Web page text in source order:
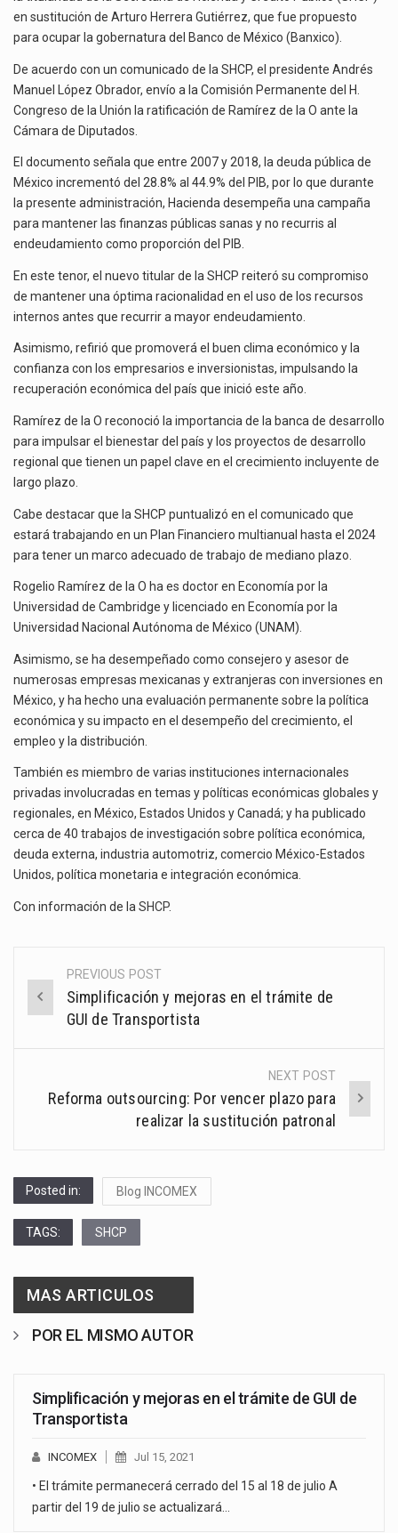
El derecho a la previsibilidad de los horarios de trabajo en turnos rotativos podría ser…
La industria manufacturera de exportación afiliada a Index en Nuevo León ha alcanzado hasta 10%…
TITULARIDAD
DE
SHCP
en sustitución de Arturo Herrera Gutiérrez, que fue propuesto
para ocupar la gobernatura del Banco de México (Banxico).
De acuerdo con un comunicado de la SHCP, el presidente Andrés
Manuel López Obrador, envío a la Comisión Permanente del H.
Congreso de la Unión la ratificación de Ramírez de la O ante la
Cámara de Diputados.
El documento señala que entre 2007 y 2018, la deuda pública de
México incrementó del 28.8% al 44.9% del PIB, por lo que durante
la presente administración, Hacienda desempeña una campaña
para mantener las finanzas públicas sanas y no recurris al
endeudamiento como proporción del PIB.
En este tenor, el nuevo titular de la SHCP reiteró su compromiso
de mantener una óptima racionalidad en el uso de los recursos
internos antes que recurrir a mayor endeudamiento.
Asimismo, refirió que promoverá el buen clima económico y la
confianza con los empresarios e inversionistas, impulsando la
recuperación económica del país que inició este año.
Ramírez de la O reconoció la importancia de la banca de desarrollo
para impulsar el bienestar del país y los proyectos de desarrollo
regional que tienen un papel clave en el crecimiento incluyente de
largo plazo.
Cabe destacar que la SHCP puntualizó en el comunicado que
estará trabajando en un Plan Financiero multianual hasta el 2024
para tener un marco adecuado de trabajo de mediano plazo.
Rogelio Ramírez de la O ha es doctor en Economía por la
Universidad de Cambridge y licenciado en Economía por la
Universidad Nacional Autónoma de México (UNAM).
Asimismo, se ha desempeñado como consejero y asesor de
numerosas empresas mexicanas y extranjeras con inversiones en
México, y ha hecho una evaluación permanente sobre la política
económica y su impacto en el desempeño del crecimiento, el
empleo y la distribución.
También es miembro de varias instituciones internacionales
privadas involucradas en temas y políticas económicas globales y
regionales, en México, Estados Unidos y Canadá; y ha publicado
cerca de 40 trabajos de investigación sobre política económica,
deuda externa, industria automotriz, comercio México-Estados
Unidos, política monetaria e integración económica.
Con información de la SHCP.
Post
navigation
PREVIOUS POST
Simplificación y mejoras en el trámite de
GUI de Transportista
NEXT POST
Reforma outsourcing: Por vencer plazo para
realizar la sustitución patronal
Posted in: Blog INCOMEX
TAGS: SHCP
MAS ARTICULOS
POR EL MISMO AUTOR
Simplificación y mejoras en el trámite de GUI de
Transportista
INCOMEX Jul 15, 2021
• El trámite permanecerá cerrado del 15 al 18 de julio A
partir del 19 de julio se actualizará…